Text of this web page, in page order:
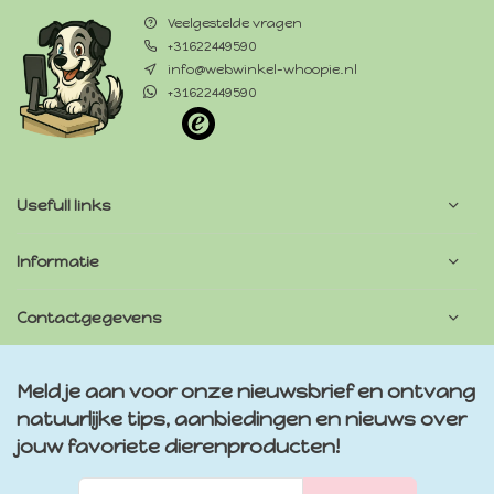
Veelgestelde vragen
+31622449590
info@webwinkel-whoopie.nl
+31622449590
Usefull links
Informatie
Contactgegevens
Meld je aan voor onze nieuwsbrief en ontvang
natuurlijke tips, aanbiedingen en nieuws over
jouw favoriete dierenproducten!